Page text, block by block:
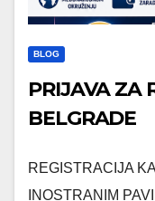
BLOG
PRIJAVA ZA
BELGRADE
REGISTRACIJA
INOSTRANIM